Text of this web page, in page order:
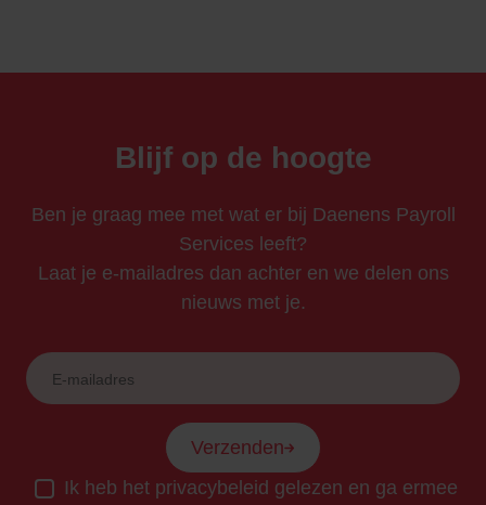
Blijf op de hoogte
Ben je graag mee met wat er bij Daenens Payroll
Services leeft?
Laat je e-mailadres dan achter en we delen ons
nieuws met je.
Verzenden
Ik heb het privacybeleid gelezen en ga ermee